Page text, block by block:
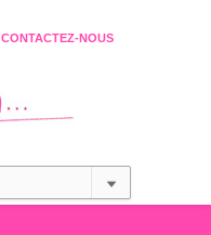
CONTACTEZ-NOUS